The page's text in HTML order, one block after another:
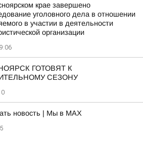
крае завершено
уголовного дела в отношении
в участии в деятельности
организации
ГОТОВЯТ К
СЕЗОНУ
новость | Мы в MAX